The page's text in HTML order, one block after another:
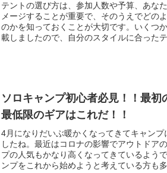
テントの選び方は、参加人数や予算、あな
メージすることが重要で、そのうえでどの
のかを知っておくことが大切です。いくつ
載しましたので、自分のスタイルに合った
ソロキャンプ初心者必見！！最初
最低限のギアはこれだ！！
4月になりだいぶ暖かくなってきてキャンプ
したね。最近はコロナの影響でアウトドア
プの人気もかなり高くなってきているよう
ンプをこれから始めようと考えている方も